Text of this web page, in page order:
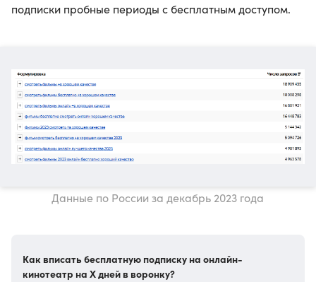
подписки пробные периоды с бесплатным доступом.
Данные по России за декабрь 2023 года
Как вписать бесплатную подписку на онлайн-
кинотеатр на Х дней в воронку?